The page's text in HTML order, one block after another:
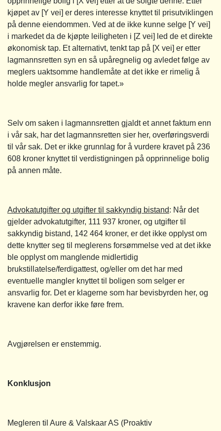
kjøpet av [Y vei] er deres interesse knyttet til prisutviklingen
på denne eiendommen. Ved at de ikke kunne selge [Y vei]
i markedet da de kjøpte leiligheten i [Z vei] led de et direkte
økonomisk tap. Et alternativt, tenkt tap på [X vei] er etter
lagmannsretten syn en så upåregnelig og avledet følge av
meglers uaktsomme handlemåte at det ikke er rimelig å
holde megler ansvarlig for tapet.»
Selv om saken i lagmannsretten gjaldt et annet faktum enn
i vår sak, har det lagmannsretten sier her, overføringsverdi
til vår sak. Det er ikke grunnlag for å vurdere kravet på 236
608 kroner knyttet til verdistigningen på opprinnelige bolig
på annen måte.
Advokatutgifter og utgifter til sakkyndig bistand: Når det
gjelder advokatutgifter, 111 937 kroner, og utgifter til
sakkyndig bistand, 142 464 kroner, er det ikke opplyst om
dette knytter seg til meglerens forsømmelse ved at det ikke
ble opplyst om manglende midlertidig
brukstillatelse/ferdigattest, og/eller om det har med
eventuelle mangler knyttet til boligen som selger er
ansvarlig for. Det er klagerne som har bevisbyrden her, og
kravene kan derfor ikke føre frem.
Avgjørelsen er enstemmig.
Konklusjon
Megleren til Aure & Valskaar AS (Proaktiv